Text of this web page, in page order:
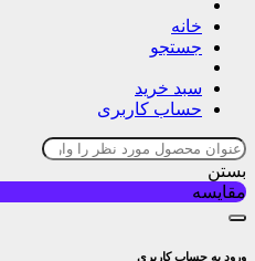
خانه
جستجو
سبد خرید
حساب کاربری
بستن
مقایسه
ورود به حساب کاربری